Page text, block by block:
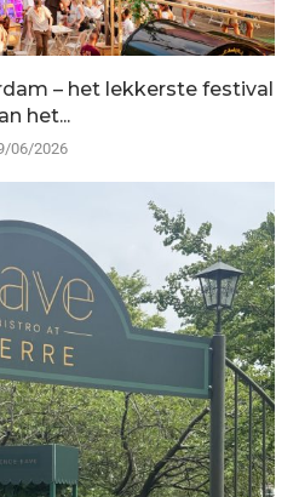
– het lekkerste festival
het...
06/2026